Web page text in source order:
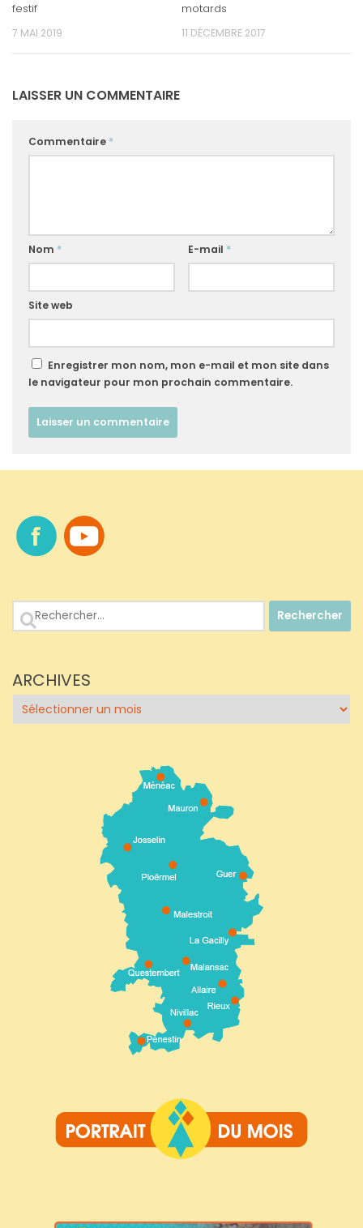
festif
7 MAI 2019
motards
11 DÉCEMBRE 2017
LAISSER UN COMMENTAIRE
Commentaire *
Nom * E-mail *
Site web
Enregistrer mon nom, mon e-mail et mon site dans
le navigateur pour mon prochain commentaire.
Rechercher :
ARCHIVES
Archives